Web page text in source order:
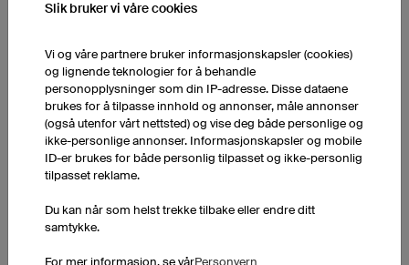
Slik bruker vi våre cookies
Vi og våre partnere bruker informasjonskapsler (cookies)
og lignende teknologier for å behandle
personopplysninger som din IP-adresse. Disse dataene
brukes for å tilpasse innhold og annonser, måle annonser
(også utenfor vårt nettsted) og vise deg både personlige og
ikke-personlige annonser. Informasjonskapsler og mobile
ID-er brukes for både personlig tilpasset og ikke-personlig
tilpasset reklame.
Du kan når som helst trekke tilbake eller endre ditt
samtykke.
For mer informasjon, se vårPersonvern